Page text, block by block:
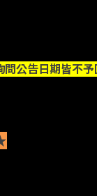
問公告日期皆不